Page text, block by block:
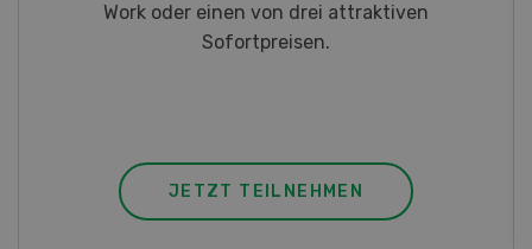
Taschenmessern
JETZT TEILNEHMEN